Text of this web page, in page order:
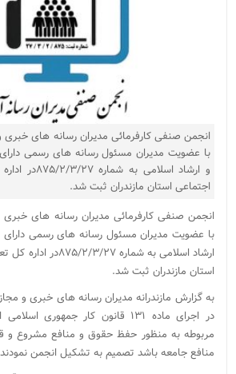
انجمن صنفی کارفرمائی مدیران رسانه های
با عضویت مدیران مسئول رسانه های رسمی
و ارشاد اسلامی
اجتماعی استان مازندران ثبت شد.
انجمن صنفی کارفرمائی مدیران رسانه های
با عضویت مدیران مسئول رسانه های رسمی دارای
ارشاد اسلامی به شماره
استان مازندران ثبت شد.
به گزارش مازندرانه مدیران رسانه های خبری و
در اجرای ماده ۱۳۱ قانون کار
مربوطه به منظور حفظ حقوق و منافع مشروع و
منافع جامعه باشد تصمیم به تشکیل انجمن